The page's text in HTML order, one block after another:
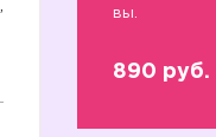
вы.
890 руб.